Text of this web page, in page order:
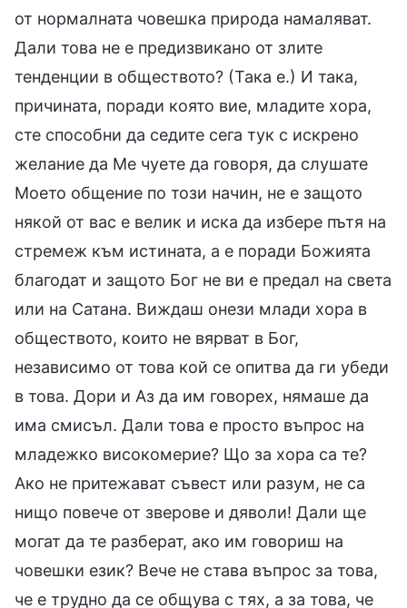
от нормалната човешка природа намаляват.
Дали това не е предизвикано от злите
тенденции в обществото? (Така е.) И така,
причината, поради която вие, младите хора,
сте способни да седите сега тук с искрено
желание да Ме чуете да говоря, да слушате
Моето общение по този начин, не е защото
някой от вас е велик и иска да избере пътя на
стремеж към истината, а е поради Божията
благодат и защото Бог не ви е предал на света
или на Сатана. Виждаш онези млади хора в
обществото, които не вярват в Бог,
независимо от това кой се опитва да ги убеди
в това. Дори и Аз да им говорех, нямаше да
има смисъл. Дали това е просто въпрос на
младежко високомерие? Що за хора са те?
Ако не притежават съвест или разум, не са
нищо повече от зверове и дяволи! Дали ще
могат да те разберат, ако им говориш на
човешки език? Вече не става въпрос за това,
че е трудно да се общува с тях, а за това, че